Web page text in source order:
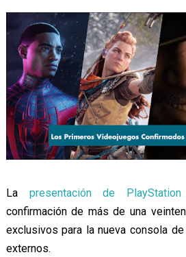
La presentación de
confirmación de más de una
exclusivos para la nueva consola
externos.